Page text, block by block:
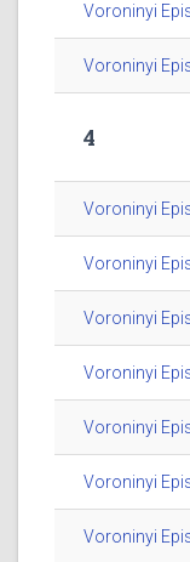
Voroninyi
Voroninyi
4
Voroninyi
Voroninyi
Voroninyi
Voroninyi
Voroninyi
Voroninyi
Voroninyi